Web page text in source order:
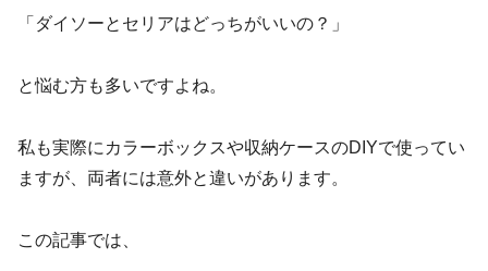
「ダイソーとセリアはどっちがいいの？」
と悩む方も多いですよね。
私も実際にカラーボックスや収納ケースのDIYで使ってい
ますが、両者には意外と違いがあります。
この記事では、